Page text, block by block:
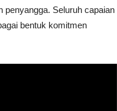
penyangga. Seluruh capaian
bentuk komitmen